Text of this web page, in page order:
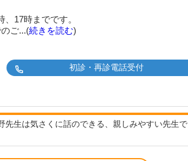
17時までです。
ご...(続きを読む)
初診・再診電話受付
生は気さくに話のできる、親しみやすい先生で